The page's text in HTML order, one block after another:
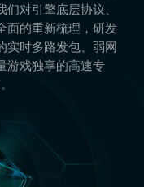
对引擎底层协议、
面的重新梳理，研发
实时多路发包、弱网
游戏独享的高速专